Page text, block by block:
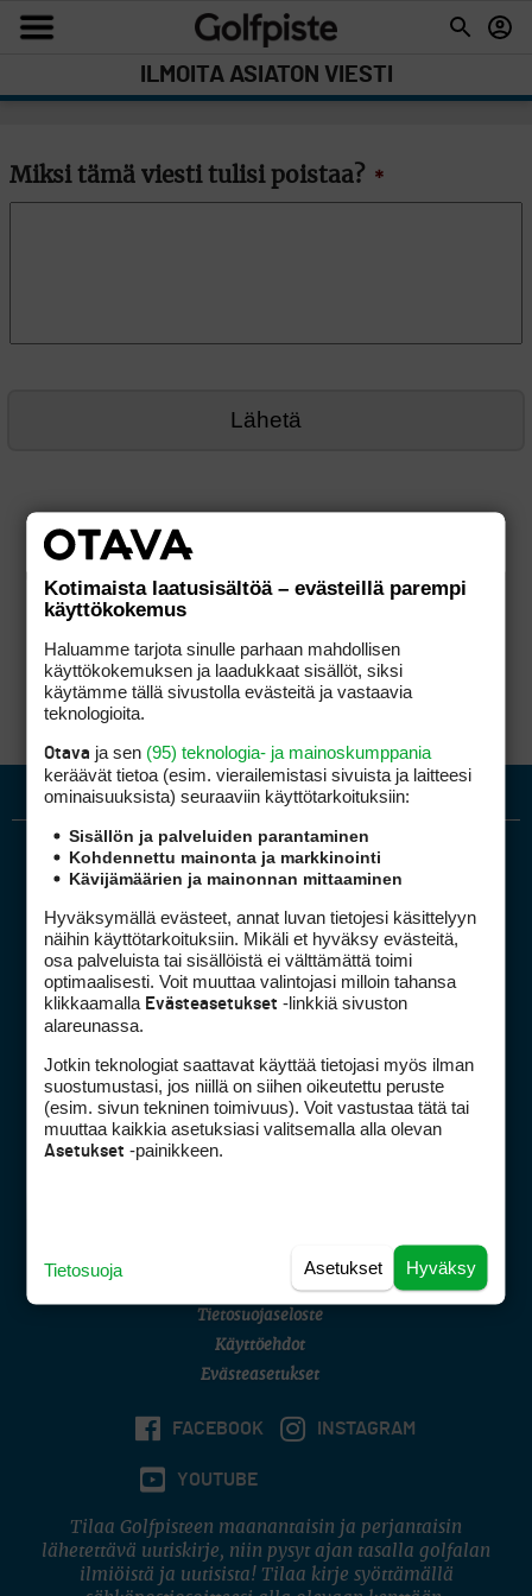
ILMOITA ASIATON VIESTI
Miksi tämä viesti tulisi poistaa? *
Golfpiste mediakortti
Golfpisteen yhteystiedot
DSA avoimuusraportti
Asiakaspalvelu
(digi) digi@otavamedia.fi
Tietosuojaseloste
Käyttöehdot
Evästeasetukset
FACEBOOK INSTAGRAM
YOUTUBE
Tilaa Golfpisteen maanantaisin ja perjantaisin
lähetettävä uutiskirje, niin pysyt ajan tasalla golfalan
ilmiöistä ja uutisista! Tilaa kirje syöttämällä
Kotimaista laatusisältöä – evästeillä parempi
käyttökokemus
Haluamme tarjota sinulle parhaan mahdollisen
käyttökokemuksen ja laadukkaat sisällöt, siksi
käytämme tällä sivustolla evästeitä ja vastaavia
teknologioita.
Otava ja sen (95) teknologia- ja mainoskumppania
keräävät tietoa (esim. vierailemis­tasi sivuista ja laitteesi
ominaisuuk­sista) seuraaviin käyttötarkoituksiin:
Sisällön ja palveluiden parantaminen
Kohdennettu mainonta ja markkinointi
Kävijämäärien ja mainonnan mittaaminen
Hyväksymällä evästeet, annat luvan tietojesi käsittelyyn
näihin käyttötarkoituksiin. Mikäli et hyväksy evästeitä,
osa palveluista tai sisällöistä ei välttämättä toimi
optimaalisesti. Voit muuttaa valintojasi milloin tahansa
klikkaamalla Evästeasetukset -linkkiä sivuston
alareunassa.
Jotkin teknologiat saattavat käyttää tietojasi myös ilman
suostumustasi, jos niillä on siihen oikeutettu peruste
(esim. sivun tekninen toimivuus). Voit vastustaa tätä tai
muuttaa kaikkia asetuksiasi valitsemalla alla olevan
Asetukset -painikkeen.
Hyväksy
Asetukset
Tietosuoja